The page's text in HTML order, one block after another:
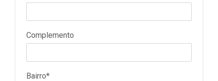
Complemento
Bairro*